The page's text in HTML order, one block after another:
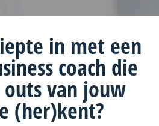
in met een
coach die
van jouw
(her)kent?